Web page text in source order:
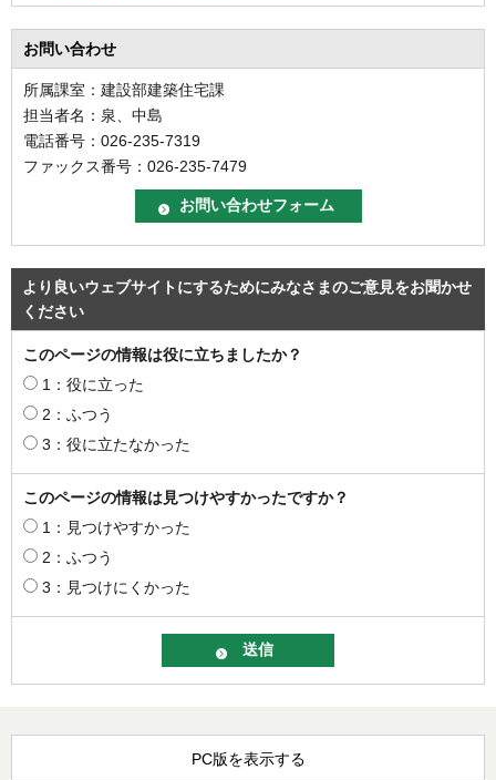
お問い合わせ
所属課室：建設部建築住宅課
担当者名：泉、中島
電話番号：026-235-7319
ファックス番号：026-235-7479
より良いウェブサイトにするためにみなさまのご意見をお聞かせ
ください
このページの情報は役に立ちましたか？
1：役に立った
2：ふつう
3：役に立たなかった
このページの情報は見つけやすかったですか？
1：見つけやすかった
2：ふつう
3：見つけにくかった
PC版を表示する